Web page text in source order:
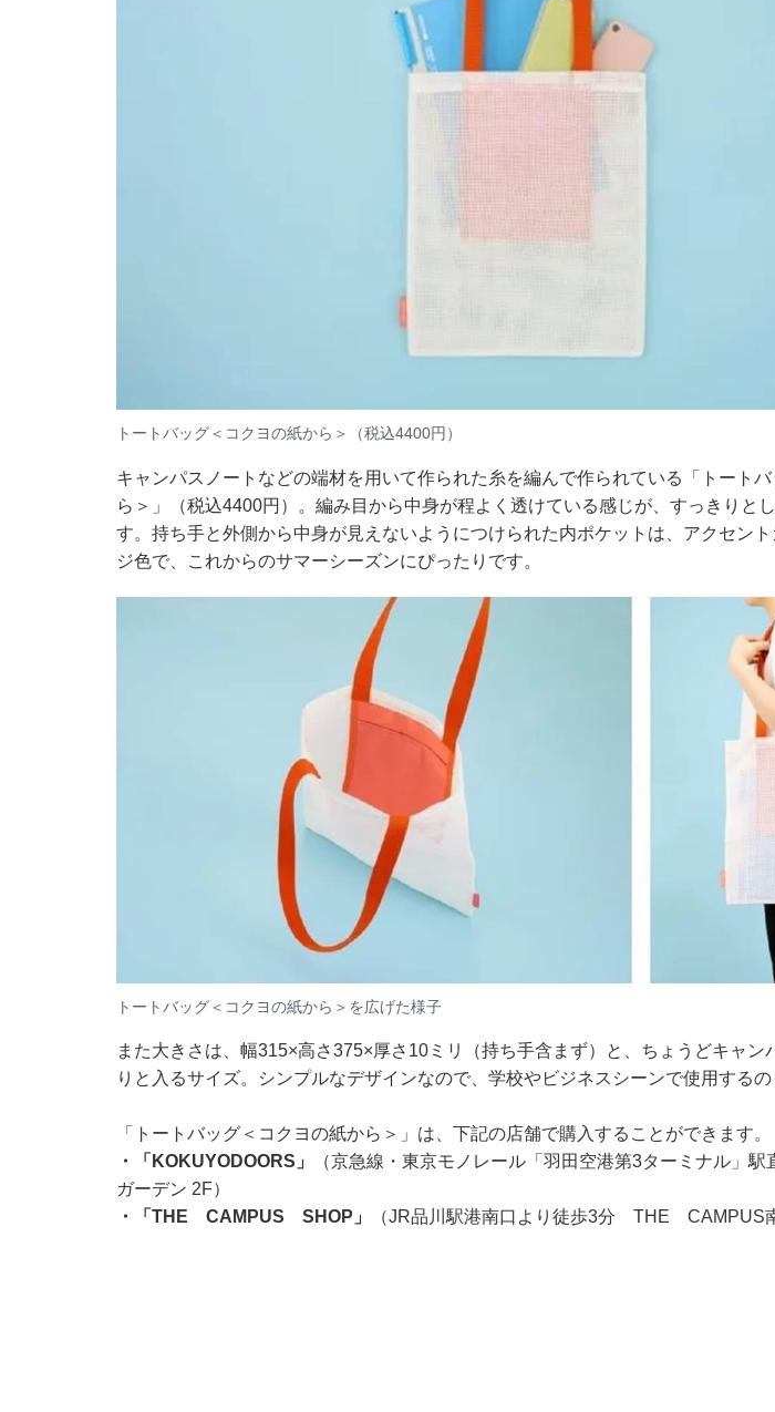
トートバッグ＜コクヨの紙から＞（税込4400円）
キャンパスノートなどの端材を用いて作られた糸を編んで作られている「トート
ら＞」（税込4400円）。編み目から中身が程よく透けている感じが、すっきりと
す。持ち手と外側から中身が見えないようにつけられた内ポケットは、アクセン
ジ色で、これからのサマーシーズンにぴったりです。
トートバッグ＜コクヨの紙から＞を広げた様子
また大きさは、幅315×高さ375×厚さ10ミリ（持ち手含まず）と、ちょうどキャン
りと入るサイズ。シンプルなデザインなので、学校やビジネスシーンで使用するの
「トートバッグ＜コクヨの紙から＞」は、下記の店舗で購入することができます。
・「KOKUYODOORS」
（京急線・東京モノレール「羽田空港第3ターミナル」駅
ガーデン 2F）
・「THE CAMPUS SHOP」
（JR品川駅港南口より徒歩3分 THE CAMPUS